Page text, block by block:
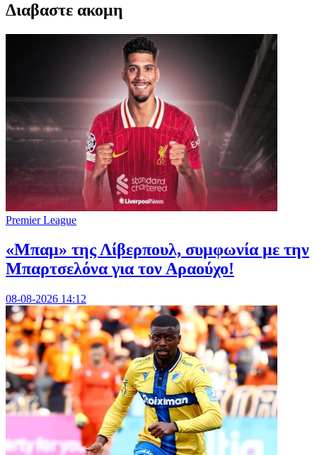
Διαβαστε ακομη
Premier League
«Μπαμ» της Λίβερπουλ, συμφωνία με την
Μπαρτσελόνα για τον Αραούχο!
08-08-2026 14:12